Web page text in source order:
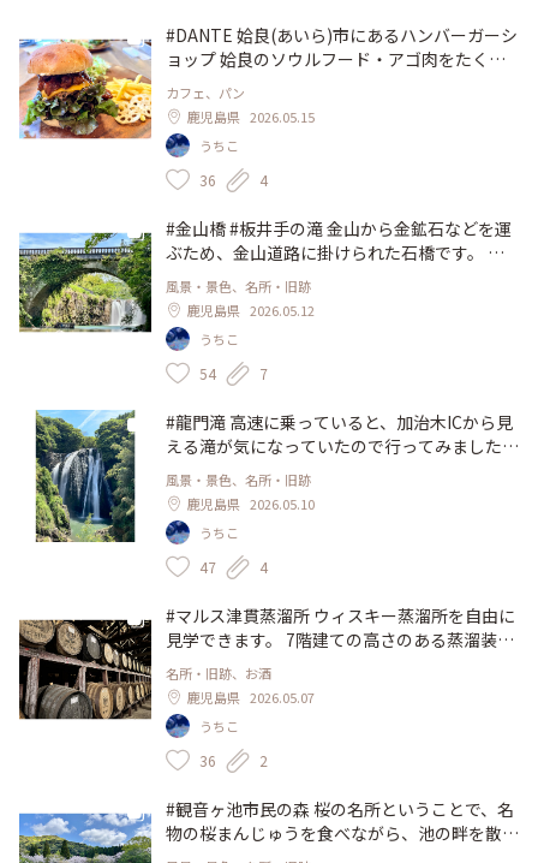
♪ #鹿児島 #姶良市 #蒲生 #古民家カフェ #ぜん
ざい #和スイーツ
#DANTE 姶良(あいら)市にあるハンバーガーシ
ョップ 姶良のソウルフード・アゴ肉をたくさ
ん使ったダンテバーガーを選びました🍔 アゴ
肉は豚の顔周りの部位で、脂身が少なくコリコ
リとした食感です。私が鹿児島で初めて知った
食べ物のうちの一つで、とっても美味しいです
😋 そんなお肉がメインのハンバーガーがある
元の人も通うような雰囲気の人気店でした♪ #
鹿児島 #姶良市 #ハンバーガー #アゴ肉 #ラン
チ
カフェ、パン
鹿児島県 2026.05.15
うちこ
36 4
#金山橋 #板井手の滝 金山から金鉱石などを運
ぶため、金山道路に掛けられた石橋です。 ア
ーチが美しい橋本体は明治時代のもの。 川に
降りると、アーチの向こう側には板井手の滝が
見えます✨️ #鹿児島 #姶良市 #加治木 #橋 #滝 #
金山
風景・景色、名所・旧跡
鹿児島県 2026.05.12
うちこ
54 7
#龍門滝 高速に乗っていると、加治木ICから見
える滝が気になっていたので行ってみました。
近くで見ると迫力があります。黒い岩肌から流
れ落ちる白い滝はとてもきれいでした(^^) #鹿
児島 #姶良市 #加治木 #滝 #日本の滝百選
風景・景色、名所・旧跡
鹿児島県 2026.05.10
うちこ
47 4
#マルス津貫蒸溜所 ウィスキー蒸溜所を自由に
見学できます。 7階建ての高さのある蒸溜装置
がそのまま展示され、見上げると当時の設備を
見ることができます。 敷地内には、本坊酒造
二代目社長が実際に暮らした建物をリノベーシ
ョンし、カフェやBarになっていて、ウィスキ
ーの飲み比べも出来ます✨️ #鹿児島 #南さつま
名所・旧跡、お酒
鹿児島県 2026.05.07
うちこ
36 2
#観音ヶ池市民の森 桜の名所ということで、名
物の桜まんじゅうを食べながら、池の畔を散
策。 桜まんじゅうはモチモチの食感で美味し